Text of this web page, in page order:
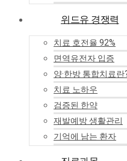
위드유 경쟁력
치료 호전율 92%
면역유전자 입증
양·한방 통합치료란
치료 노하우
검증된 한약
재발예방 생활관리
기억에 남는 환자